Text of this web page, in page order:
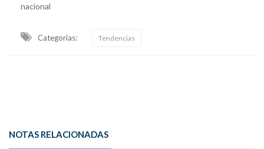
nacional
Categorias: Tendencias
NOTAS RELACIONADAS